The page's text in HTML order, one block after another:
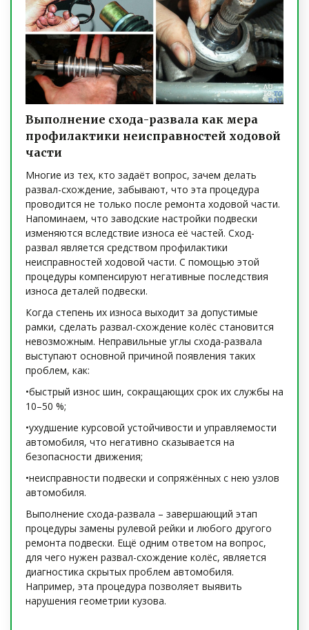
Выполнение схода-развала как мера
профилактики неисправностей ходовой
части
Многие из тех, кто задаёт вопрос, зачем делать
развал-схождение, забывают, что эта процедура
проводится не только после ремонта ходовой части.
Напоминаем, что заводские настройки подвески
изменяются вследствие износа её частей. Сход-
развал является средством профилактики
неисправностей ходовой части. С помощью этой
процедуры компенсируют негативные последствия
износа деталей подвески.
Когда степень их износа выходит за допустимые
рамки, сделать развал-схождение колёс становится
невозможным. Неправильные углы схода-развала
выступают основной причиной появления таких
проблем, как:
•быстрый износ шин, сокращающих срок их службы на
10–50 %;
•ухудшение курсовой устойчивости и управляемости
автомобиля, что негативно сказывается на
безопасности движения;
•неисправности подвески и сопряжённых с нею узлов
автомобиля.
Выполнение схода-развала – завершающий этап
процедуры замены рулевой рейки и любого другого
ремонта подвески. Ещё одним ответом на вопрос,
для чего нужен развал-схождение колёс, является
диагностика скрытых проблем автомобиля.
Например, эта процедура позволяет выявить
нарушения геометрии кузова.